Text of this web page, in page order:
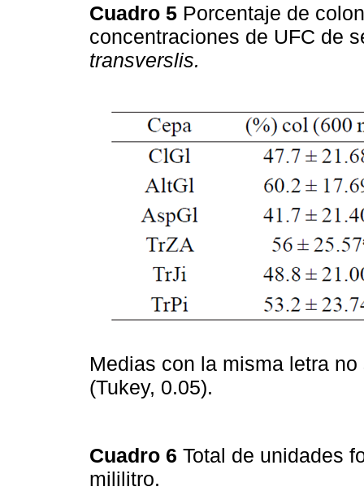
Cuadro 5 Porcentaje de
concentraciones de UFC de
transverslis.
Medias con la misma letra
(Tukey, 0.05).
Cuadro 6 Total de unidades
mililitro.